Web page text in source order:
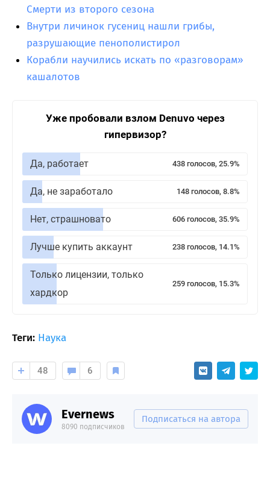
Смерти из второго сезона
Внутри личинок гусениц нашли грибы,
разрушающие пенополистирол
Корабли научились искать по «разговорам»
кашалотов
Уже пробовали взлом Denuvo через
гипервизор?
Да, работает 438 голосов, 25.9%
Да, не заработало 148 голосов, 8.8%
Нет, страшновато 606 голосов, 35.9%
Лучше купить аккаунт 238 голосов, 14.1%
Только лицензии, только
хардкор
259 голосов, 15.3%
Теги: Наука
48 6
Evernews
8090 подписчиков
Подписаться на автора